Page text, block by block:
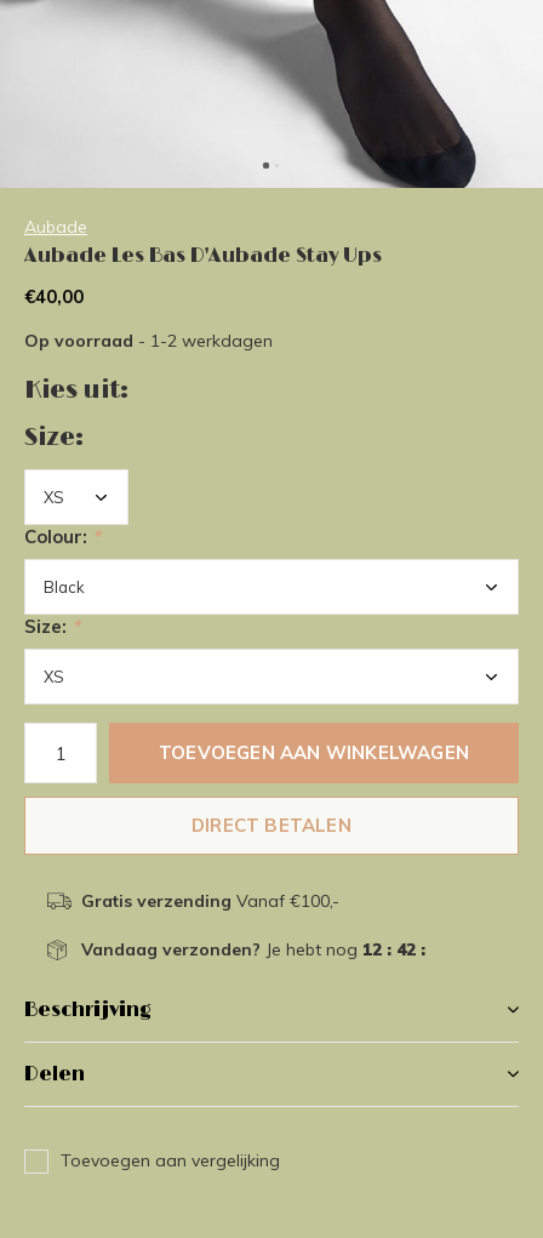
Aubade
Aubade Les Bas D'Aubade Stay Ups
€40,00
Op voorraad - 1-2 werkdagen
Kies uit:
Size:
Colour: *
Size: *
TOEVOEGEN AAN WINKELWAGEN
DIRECT BETALEN
Gratis verzending Vanaf €100,-
Vandaag verzonden? Je hebt nog 12 : 42 :
Beschrijving
Delen
Toevoegen aan vergelijking